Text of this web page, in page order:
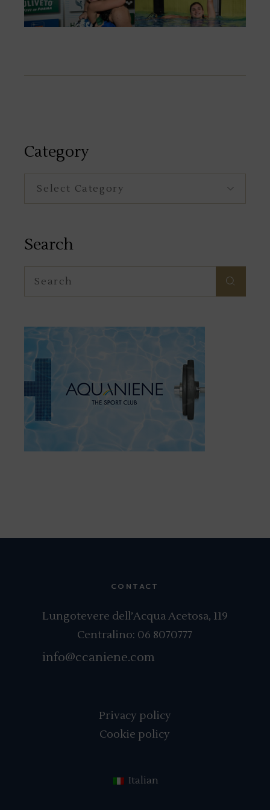
Category
Search
for:
CONTACT
Lungotevere dell’Acqua Acetosa, 119
Centralino: 06 8070777
info@ccaniene.com
Privacy policy
Cookie policy
Italian